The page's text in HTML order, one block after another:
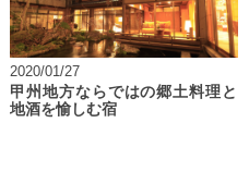
2020/01/27
甲州地方ならではの郷土料理と
地酒を愉しむ宿